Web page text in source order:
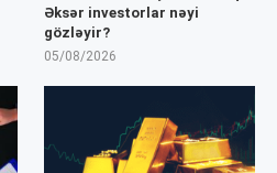
Əksər investorlar nəyi
gözləyir?
05/08/2026